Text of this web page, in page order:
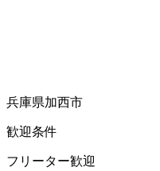
兵庫県加西市
歓迎条件
フリーター歓迎